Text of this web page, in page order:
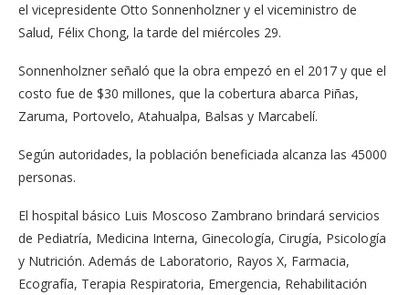
el vicepresidente Otto Sonnenholzner y el viceministro de
Salud, Félix Chong, la tarde del miércoles 29.
Sonnenholzner señaló que la obra empezó en el 2017 y que el
costo fue de $30 millones, que la cobertura abarca Piñas,
Zaruma, Portovelo, Atahualpa, Balsas y Marcabelí.
Según autoridades, la población beneficiada alcanza las 45000
personas.
El hospital básico Luis Moscoso Zambrano brindará servicios
de Pediatría, Medicina Interna, Ginecología, Cirugía, Psicología
y Nutrición. Además de Laboratorio, Rayos X, Farmacia,
Ecografía, Terapia Respiratoria, Emergencia, Rehabilitación